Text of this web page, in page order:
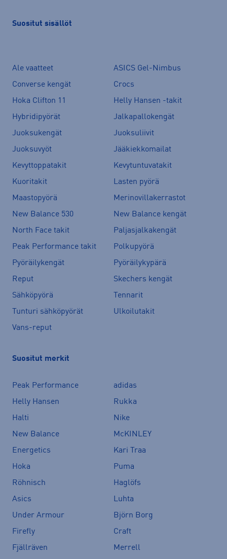
Suositut sisällöt
Ale vaatteet
ASICS Gel-Nimbus
Converse kengät
Crocs
Hoka Clifton 11
Helly Hansen -takit
Hybridipyörät
Jalkapallokengät
Juoksukengät
Juoksuliivit
Juoksuvyöt
Jääkiekkomailat
Kevyttoppatakit
Kevytuntuvatakit
Kuoritakit
Lasten pyörä
Maastopyörä
Merinovillakerrastot
New Balance 530
New Balance kengät
North Face takit
Paljasjalkakengät
Peak Performance takit
Polkupyörä
Pyöräilykengät
Pyöräilykypärä
Reput
Skechers kengät
Sähköpyörä
Tennarit
Tunturi sähköpyörät
Ulkoilutakit
Vans-reput
Suositut merkit
Peak Performance
adidas
Helly Hansen
Rukka
Halti
Nike
New Balance
McKINLEY
Energetics
Kari Traa
Hoka
Puma
Röhnisch
Haglöfs
Asics
Luhta
Under Armour
Björn Borg
Firefly
Craft
Fjällräven
Merrell